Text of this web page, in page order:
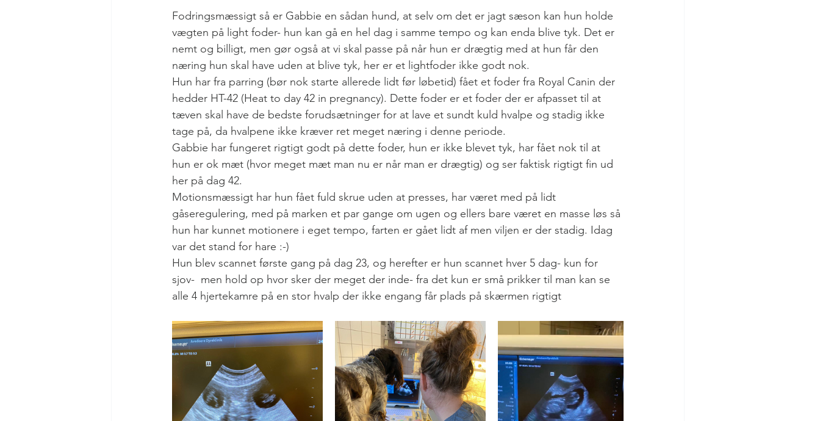
Fodringsmæssigt så er Gabbie en sådan hund, at selv om det er jagt sæson kan hun holde
vægten på light foder- hun kan gå en hel dag i samme tempo og kan enda blive tyk. Det er
nemt og billigt, men gør også at vi skal passe på når hun er drægtig med at hun får den
næring hun skal have uden at blive tyk, her er et lightfoder ikke godt nok.
Hun har fra parring (bør nok starte allerede lidt før løbetid) fået et foder fra Royal Canin der
hedder HT-42 (Heat to day 42 in pregnancy). Dette foder er et foder der er afpasset til at
tæven skal have de bedste forudsætninger for at lave et sundt kuld hvalpe og stadig ikke
tage på, da hvalpene ikke kræver ret meget næring i denne periode.
Gabbie har fungeret rigtigt godt på dette foder, hun er ikke blevet tyk, har fået nok til at
hun er ok mæt (hvor meget mæt man nu er når man er drægtig) og ser faktisk rigtigt fin ud
her på dag 42.
Motionsmæssigt har hun fået fuld skrue uden at presses, har været med på lidt
gåseregulering, med på marken et par gange om ugen og ellers bare været en masse løs så
hun har kunnet motionere i eget tempo, farten er gået lidt af men viljen er der stadig. Idag
var det stand for hare :-)
Hun blev scannet første gang på dag 23, og herefter er hun scannet hver 5 dag- kun for
sjov-  men hold op hvor sker der meget der inde- fra det kun er små prikker til man kan se
alle 4 hjertekamre på en stor hvalp der ikke engang får plads på skærmen rigtigt